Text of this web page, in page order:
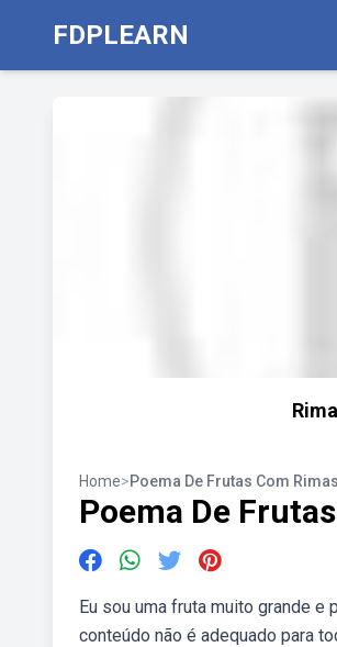
FDPLEARN
Home>Poema De Frutas Com Rimas
Poema De
Eu sou uma fruta muito grande e
conteúdo não é adequado para